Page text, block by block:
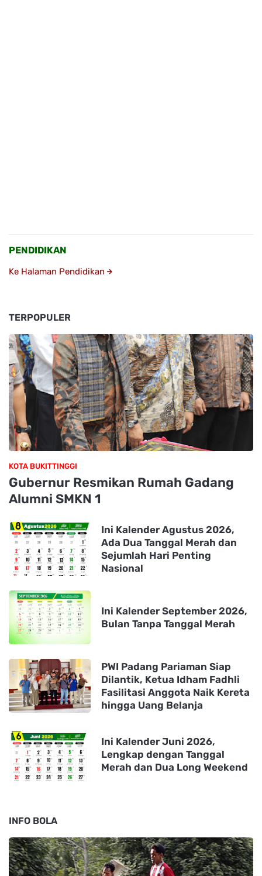
PENDIDIKAN
Ke Halaman Pendidikan
TERPOPULER
KOTA BUKITTINGGI
Gubernur Resmikan Rumah Gadang
Alumni SMKN 1
Ini Kalender Agustus 2026,
Ada Dua Tanggal Merah dan
Sejumlah Hari Penting
Nasional
Ini Kalender September 2026,
Bulan Tanpa Tanggal Merah
PWI Padang Pariaman Siap
Dilantik, Ketua Idham Fadhli
Fasilitasi Anggota Naik Kereta
hingga Uang Belanja
Ini Kalender Juni 2026,
Lengkap dengan Tanggal
Merah dan Dua Long Weekend
INFO BOLA